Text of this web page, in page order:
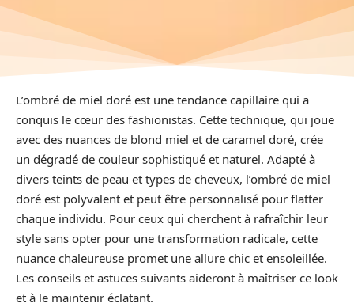
L’ombré de miel doré est une tendance capillaire qui a
conquis le cœur des fashionistas. Cette technique, qui joue
avec des nuances de blond miel et de caramel doré, crée
un dégradé de couleur sophistiqué et naturel. Adapté à
divers teints de peau et types de cheveux, l’ombré de miel
doré est polyvalent et peut être personnalisé pour flatter
chaque individu. Pour ceux qui cherchent à rafraîchir leur
style sans opter pour une transformation radicale, cette
nuance chaleureuse promet une allure chic et ensoleillée.
Les conseils et astuces suivants aideront à maîtriser ce look
et à le maintenir éclatant.